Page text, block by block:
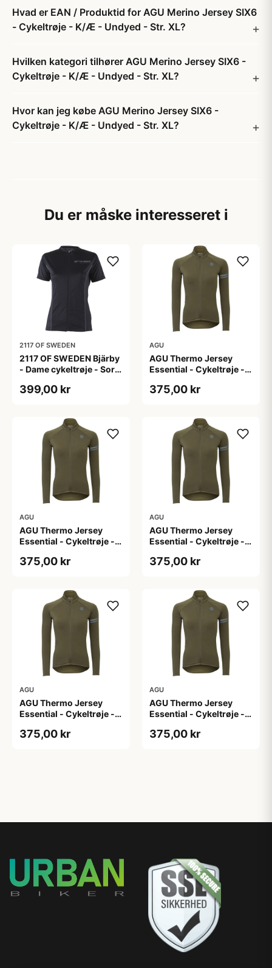
Hvad er EAN / Produktid for AGU Merino Jersey SIX6
- Cykeltrøje - K/Æ - Undyed - Str. XL?
Hvilken kategori tilhører AGU Merino Jersey SIX6 -
Cykeltrøje - K/Æ - Undyed - Str. XL?
Hvor kan jeg købe AGU Merino Jersey SIX6 -
Cykeltrøje - K/Æ - Undyed - Str. XL?
Du er måske interesseret i
2117 OF SWEDEN
2117 OF SWEDEN Bjärby
- Dame cykeltrøje - Sort
399,00 kr
AGU
AGU Thermo Jersey
Essential - Cykeltrøje -
L
375,00 kr
AGU
AGU Thermo Jersey
Essential - Cykeltrøje -
M
375,00 kr
AGU
AGU Thermo Jersey
Essential - Cykeltrøje -
S
375,00 kr
AGU
AGU Thermo Jersey
Essential - Cykeltrøje -
XL
375,00 kr
AGU
AGU Thermo Jersey
Essential - Cykeltrøje -
XXL
375,00 kr